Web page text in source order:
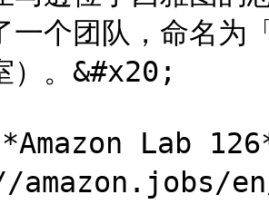
一个团队，命名
）。&#x20;
Lab